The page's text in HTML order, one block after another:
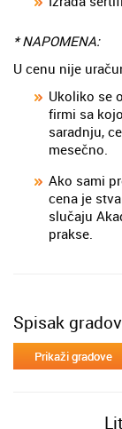
* NAPOMENA:
U cenu nije
Ukoliko se
firmi sa
saradnju,
mesečno.
Ako sami
cena je
slučaju
prakse.
Spisak